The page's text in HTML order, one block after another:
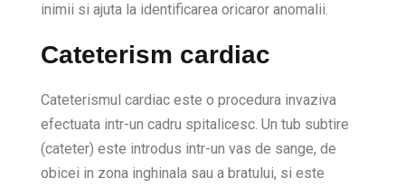
inimii si ajuta la identificarea oricaror anomalii.
Cateterism cardiac
Cateterismul cardiac este o procedura invaziva
efectuata intr-un cadru spitalicesc. Un tub subtire
(cateter) este introdus intr-un vas de sange, de
obicei in zona inghinala sau a bratului, si este